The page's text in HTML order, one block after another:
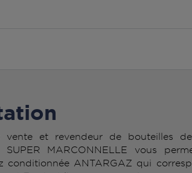
et revendeur de bouteilles
SUPER MARCONNELLE vous
conditionnée ANTARGAZ qui